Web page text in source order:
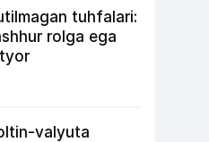
tuhfalari:
rolga ega
valyuta